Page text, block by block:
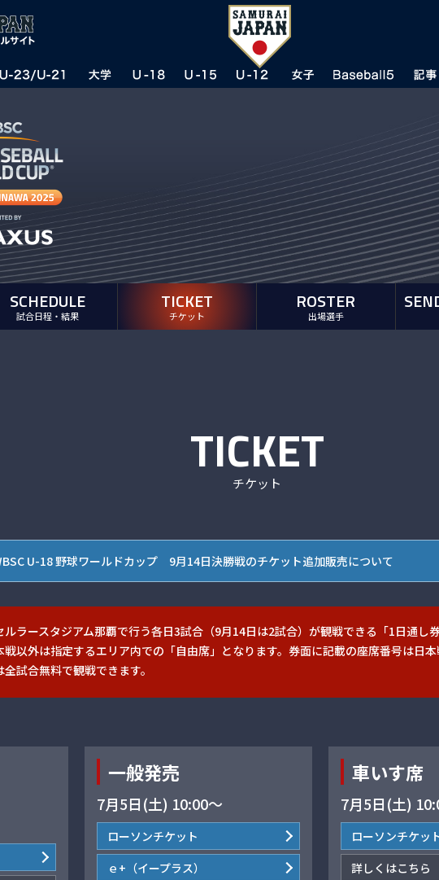
SCHEDULE
試合日程・結果
TICKET
チケット
ROSTER
出場選手
TICKET
チケット
U-18 野球ワールドカップ 9月14日決勝戦のチケット追加販売について
ラースタジアム那覇で行う各日3試合（9月14日は2試合）が観戦できる「1日通し券
以外は指定するエリア内での「自由席」となります。券面に記載の座席番号は日本
試合無料で観戦できます。
一般発売
7月5日(土) 10:00～
ローソンチケット
ｅ+（イープラス）
車いす席
7月5日(土)
ローソンチケッ
詳しくはこちら